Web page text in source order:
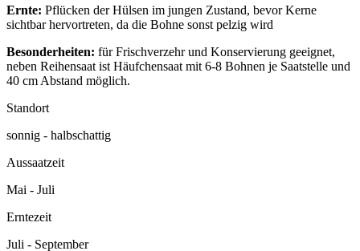
Ernte: Pflücken der Hülsen im jungen Zustand, bevor Kerne
sichtbar hervortreten, da die Bohne sonst pelzig wird
Besonderheiten: für Frischverzehr und Konservierung geeignet,
neben Reihensaat ist Häufchensaat mit 6-8 Bohnen je Saatstelle und
40 cm Abstand möglich.
Standort
sonnig - halbschattig
Aussaatzeit
Mai - Juli
Erntezeit
Juli - September